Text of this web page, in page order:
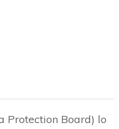
Protection Board) lo